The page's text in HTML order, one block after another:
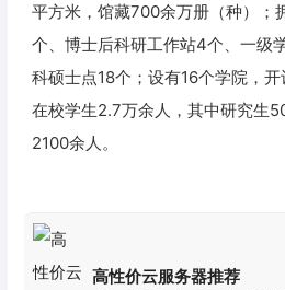
平方米，馆藏700余万册（种）；
个、博士后科研工作站4个、一级
科硕士点18个；设有16个学院，
在校学生2.7万余人，其中研究生
2100余人。
高性价云服务器推荐